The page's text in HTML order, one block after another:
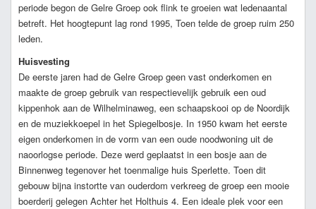
periode begon de Gelre Groep ook flink te groeien wat ledenaantal
betreft. Het hoogtepunt lag rond 1995, Toen telde de groep ruim 250
leden.
Huisvesting
De eerste jaren had de Gelre Groep geen vast onderkomen en
maakte de groep gebruik van respectievelijk gebruik een oud
kippenhok aan de Wilhelminaweg, een schaapskooi op de Noordijk
en de muziekkoepel in het Spiegelbosje. In 1950 kwam het eerste
eigen onderkomen in de vorm van een oude noodwoning uit de
naoorlogse periode. Deze werd geplaatst in een bosje aan de
Binnenweg tegenover het toenmalige huis Sperlette. Toen dit
gebouw bijna instortte van ouderdom verkreeg de groep een mooie
boerderij gelegen Achter het Holthuis 4. Een ideale plek voor een